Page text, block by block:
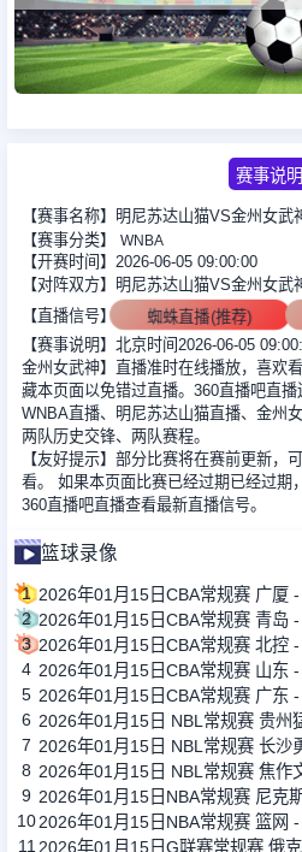
足球新闻
篮球新闻
赛事说明
【赛事名称】明尼苏达山猫VS金州女武
【赛事分类】 WNBA
【开赛时间】2026-06-05 09:00:00
【对阵双方】明尼苏达山猫VS金州女武
【直播信号】
蜘蛛直播(推荐)
【赛事说明】北京时间2026-06-05
金州女武神】直播准时在线播放，喜欢
藏本页面以免错过直播。360直播吧直
WNBA直播、明尼苏达山猫直播、金州
两队历史交锋、两队赛程。
【友好提示】部分比赛将在赛前更新，
看。 如果本页面比赛已经过期已经过期
360直播吧直播查看最新直播信号。
篮球录像
1 2026年01月15日CBA常规赛 广厦
2 2026年01月15日CBA常规赛 青岛
3 2026年01月15日CBA常规赛 北控
4 2026年01月15日CBA常规赛 山东
5 2026年01月15日CBA常规赛 广东
6 2026年01月15日 NBL常规赛 贵州
7 2026年01月15日 NBL常规赛 长沙
8 2026年01月15日 NBL常规赛 焦作
9 2026年01月15日NBA常规赛 尼克
102026年01月15日NBA常规赛 篮网
11